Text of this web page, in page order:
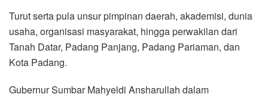
Turut serta pula unsur pimpinan daerah, akademisi, dunia
usaha, organisasi masyarakat, hingga perwakilan dari
Tanah Datar, Padang Panjang, Padang Pariaman, dan
Kota Padang.
Gubernur Sumbar Mahyeldi Ansharullah dalam